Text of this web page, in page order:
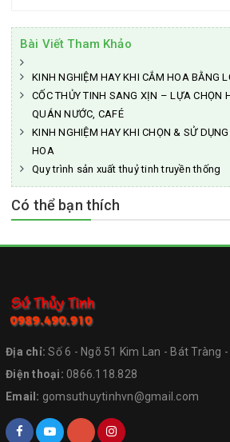
Bài Viết Tham Khảo
KINH NGHIỆM HAY KHI CẮM HOA BẰNG
CỐC THỦY TINH SANG XỊN – LỰA CHỌN
QUÁN NƯỚC, CAFÉ
KINH NGHIỆM HAY KHI CHỌN & SỬ
HOA
Quy trình sản xuất thuỷ tinh truyền thống
Có thể bạn thích
Địa chỉ:Số 6 - Ngõ 51 Kim Lan - Bát Tràng -
Điện thoại: 0866.118.828
Email: gomsuthuytinhvn@gmail.com